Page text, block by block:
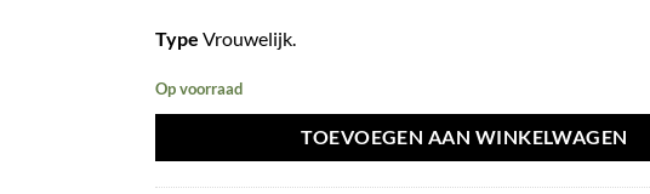
Type Vrouwelijk.
Op voorraad
TOEVOEGEN AAN WINKELWAGEN